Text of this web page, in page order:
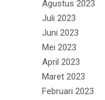
Agustus 2023
Juli 2023
Juni 2023
Mei 2023
April 2023
Maret 2023
Februari 2023